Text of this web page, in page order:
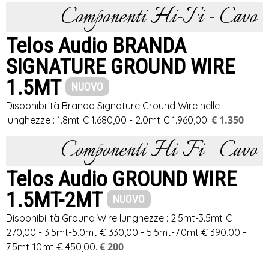
Componenti Hi-Fi - Cavo
Telos Audio BRANDA
SIGNATURE GROUND WIRE
1.5MT
NUOVO
Disponibilità Branda Signature Ground Wire nelle
lunghezze : 1.8mt € 1.680,00 - 2.0mt € 1.960,00. € 1.350
Componenti Hi-Fi - Cavo
Telos Audio GROUND WIRE
1.5MT-2MT
NUOVO
Disponibilità Ground Wire lunghezze : 2.5mt-3.5mt €
270,00 - 3.5mt-5.0mt € 330,00 - 5.5mt-7.0mt € 390,00 -
7.5mt-10mt € 450,00. € 200